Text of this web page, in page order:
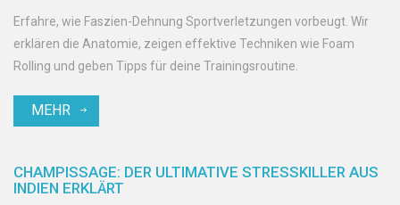
Erfahre, wie Faszien-Dehnung Sportverletzungen vorbeugt. Wir
erklären die Anatomie, zeigen effektive Techniken wie Foam
Rolling und geben Tipps für deine Trainingsroutine.
MEHR
CHAMPISSAGE: DER ULTIMATIVE STRESSKILLER AUS
INDIEN ERKLÄRT